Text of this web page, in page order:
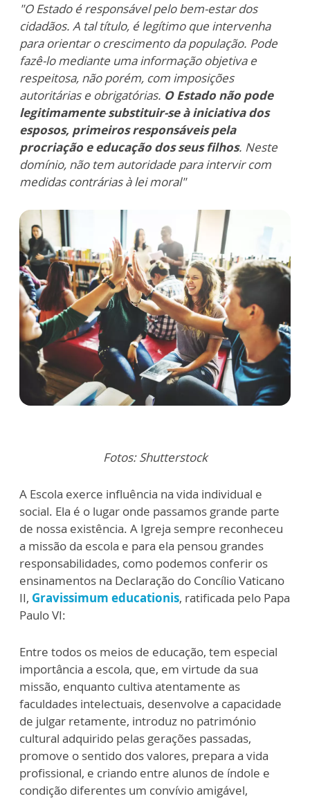
"O Estado é responsável pelo bem-estar dos
cidadãos. A tal título, é legítimo que intervenha
para orientar o crescimento da população. Pode
fazê-lo mediante uma informação objetiva e
respeitosa, não porém, com imposições
autoritárias e obrigatórias. O Estado não pode
legitimamente substituir-se à iniciativa dos
esposos, primeiros responsáveis pela
procriação e educação dos seus filhos. Neste
domínio, não tem autoridade para intervir com
medidas contrárias à lei moral"
Fotos: Shutterstock
A Escola exerce influência na vida individual e
social. Ela é o lugar onde passamos grande parte
de nossa existência. A Igreja sempre reconheceu
a missão da escola e para ela pensou grandes
responsabilidades, como podemos conferir os
ensinamentos na Declaração do Concílio Vaticano
II, Gravissimum educationis, ratificada pelo Papa
Paulo VI:
Entre todos os meios de educação, tem especial
importância a escola, que, em virtude da sua
missão, enquanto cultiva atentamente as
faculdades intelectuais, desenvolve a capacidade
de julgar retamente, introduz no património
cultural adquirido pelas gerações passadas,
promove o sentido dos valores, prepara a vida
profissional, e criando entre alunos de índole e
condição diferentes um convívio amigável,